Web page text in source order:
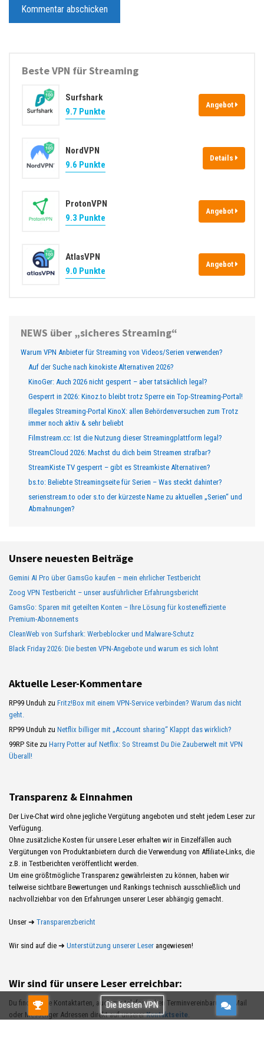
-
Beste VPN für Streaming
Surfshark
9.7 Punkte
Angebot
NordVPN
9.6 Punkte
Details
ProtonVPN
9.3 Punkte
Angebot
AtlasVPN
9.0 Punkte
Angebot
NEWS über „sicheres Streaming“
Warum VPN Anbieter für Streaming von Videos/Serien verwenden?
Auf der Suche nach kinokiste Alternativen 2026?
KinoGer: Auch 2026 nicht gesperrt – aber tatsächlich legal?
Gesperrt in 2026: Kinoz.to bleibt trotz Sperre ein Top-Streaming-Portal!
Illegales Streaming-Portal KinoX: allen Behördenversuchen zum Trotz
immer noch aktiv & sehr beliebt
Filmstream.cc: Ist die Nutzung dieser Streamingplattform legal?
StreamCloud 2026: Machst du dich beim Streamen strafbar?
StreamKiste TV gesperrt – gibt es Streamkiste Alternativen?
bs.to: Beliebte Streamingseite für Serien – Was steckt dahinter?
serienstream.to oder s.to der kürzeste Name zu aktuellen „Serien“ und
Abmahnungen?
Unsere neuesten Beiträge
Gemini AI Pro über GamsGo kaufen – mein ehrlicher Testbericht
Zoog VPN Testbericht – unser ausführlicher Erfahrungsbericht
GamsGo: Sparen mit geteilten Konten – Ihre Lösung für kosteneffiziente
Premium-Abonnements
CleanWeb von Surfshark: Werbeblocker und Malware-Schutz
Black Friday 2026: Die besten VPN-Angebote und warum es sich lohnt
Aktuelle Leser-Kommentare
RP99 Unduh zu Fritz!Box mit einem VPN-Service verbinden? Warum das nicht
geht.
RP99 Unduh zu Netflix billiger mit „Account sharing“ Klappt das wirklich?
99RP Site zu Harry Potter auf Netflix: So Streamst Du Die Zauberwelt mit VPN
Überall!
Transparenz & Einnahmen
Der Live-Chat wird ohne jegliche Vergütung angeboten und steht jedem Leser zur
Verfügung.
Ohne zusätzliche Kosten für unsere Leser erhalten wir in Einzelfällen auch
Vergütungen von Produktanbietern durch die Verwendung von Affiliate-Links, die
z.B. in Testberichten veröffentlicht werden.
Um eine größtmögliche Transparenz gewährleisten zu können, haben wir
teilweise sichtbare Bewertungen und Rankings technisch ausschließlich und
nachvollziehbar von den Erfahrungen unserer Leser abhängig gemacht.
Unser ➜ Transparenzbericht
Wir sind auf die ➜ Unterstützung unserer Leser angewiesen!
Wir sind für unsere Leser erreichbar:
Du findest alle Kontaktarten, auch zur telefonischen Terminvereinbarung, EMail
oder Messenger Adressen direkt auf unsererKontaktseite
Die besten VPN
Gratis TESTEN!Kostenlos verwenden oder
83% Rabatt EXKLUSIV: